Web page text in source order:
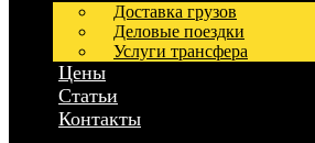
Доставка грузов
Деловые поездки
Услуги трансфера
Цены
Статьи
Контакты